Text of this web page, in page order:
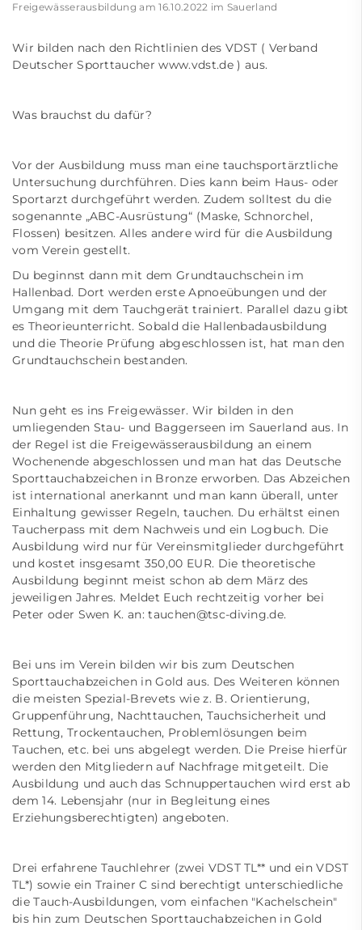
Freigewässerausbildung am 16.10.2022 im Sauerland
Wir bilden nach den Richtlinien des VDST ( Verband
Deutscher Sporttaucherwww.vdst.de) aus.
Was brauchst du dafür?
Vor der Ausbildung muss man eine tauchsportärztliche
Untersuchung durchführen. Dies kann beim Haus- oder
Sportarzt durchgeführt werden. Zudem solltest du die
sogenannte „ABC-Ausrüstung“ (Maske, Schnorchel,
Flossen) besitzen. Alles andere wird für die Ausbildung
vom Verein gestellt.
Du beginnst dann mit dem Grundtauchschein im
Hallenbad. Dort werden erste Apnoeübungen und der
Umgang mit dem Tauchgerät trainiert. Parallel dazu gibt
es Theorieunterricht. Sobald die Hallenbadausbildung
und die Theorie Prüfung abgeschlossen ist, hat man den
Grundtauchschein bestanden.
Nun geht es ins Freigewässer. Wir bilden in den
umliegenden Stau- und Baggerseen im Sauerland aus. In
der Regel ist die Freigewässerausbildung an einem
Wochenende abgeschlossen und man hat das Deutsche
Sporttauchabzeichen in Bronze erworben. Das Abzeichen
ist international anerkannt und man kann überall, unter
Einhaltung gewisser Regeln, tauchen. Du erhältst einen
Taucherpass mit dem Nachweis und ein Logbuch. Die
Ausbildung wird nur für Vereinsmitglieder durchgeführt
und kostet insgesamt 350,00 EUR. Die theoretische
Ausbildung beginnt meist schon ab dem März des
jeweiligen Jahres. Meldet Euch rechtzeitig vorher bei
Peter oder Swen K. an:tauchen@tsc-diving.de.
Bei uns im Verein bilden wir bis zum Deutschen
Sporttauchabzeichen in Gold aus. Des Weiteren können
die meisten Spezial-Brevets wie z. B. Orientierung,
Gruppenführung, Nachttauchen, Tauchsicherheit und
Rettung, Trockentauchen, Problemlösungen beim
Tauchen, etc. bei uns abgelegt werden. Die Preise hierfür
werden den Mitgliedern auf Nachfrage mitgeteilt. Die
Ausbildung und auch das Schnuppertauchen wird erst ab
dem 14. Lebensjahr (nur in Begleitung eines
Erziehungsberechtigten) angeboten.
Drei erfahrene Tauchlehrer (zwei VDST TL** und ein VDST
TL*) sowie ein Trainer C sind berechtigt unterschiedliche
die Tauch-Ausbildungen, vom einfachen "Kachelschein"
bis hin zum Deutschen Sporttauchabzeichen in Gold